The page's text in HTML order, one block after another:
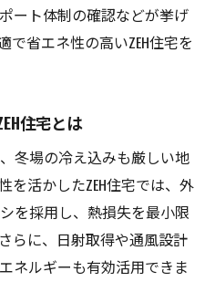
ート体制の確認などが挙げ
で省エネ性の高いZEH住宅を
住宅とは
冬場の冷え込みも厳しい地
を活かしたZEH住宅では、外
を採用し、熱損失を最小限
らに、日射取得や通風設計
ネルギーも有効活用できま